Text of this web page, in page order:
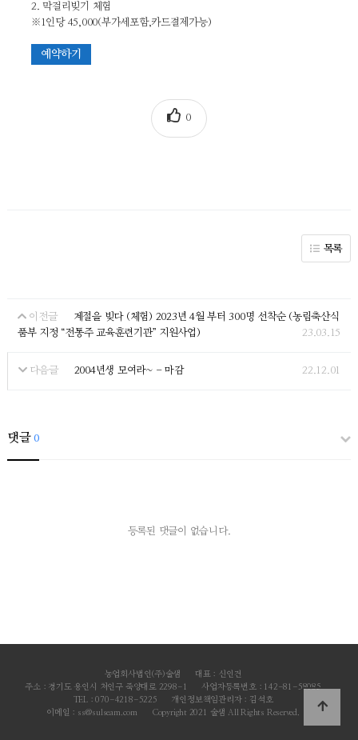
2. 막걸리빚기 체험
※1인당 45,000(부가세포함,카드결제가능)
예약하기
0
목록
이전글
계절을 빚다 (체험) 2023년 4월 부터 300명 선착순 (농림축산식
품부 지정 “전통주 교육훈련기관” 지원사업)
23.03.15
다음글 2004년생 모여라~ - 마감 22.12.01
댓글0
등록된 댓글이 없습니다.
농업회사법인(주)술샘
대표 : 신인건
주소 : 경기도 용인시 처인구 죽양대로 2298-1
사업자등록번호 : 142-81-58085
TEL : 070-4218-5225
개인정보책임관리자 : 김석호
이메일 : ss@sulseam.com
Copyright 2021 술샘 All Rights Reserved.